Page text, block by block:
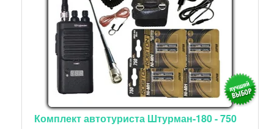
Комплект автотуриста Штурман-180 - 750